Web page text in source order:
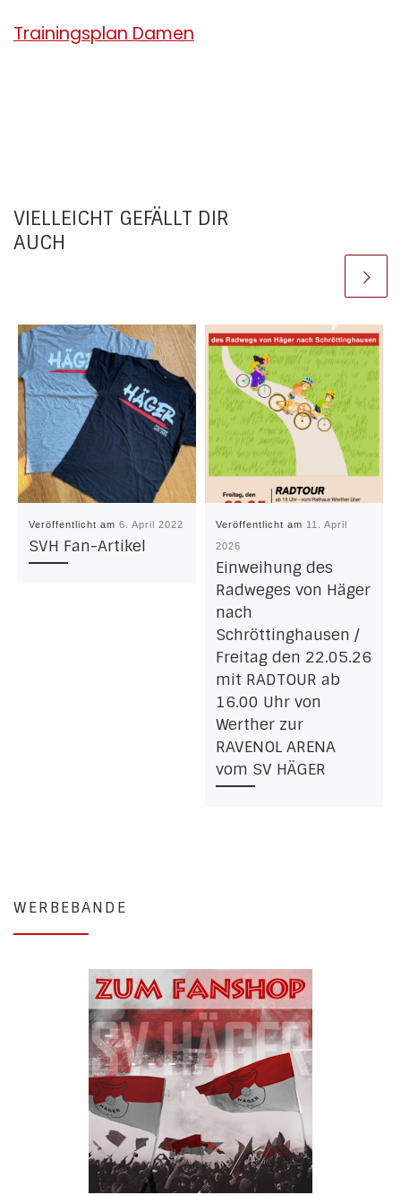
Trainingsplan Damen
VIELLEICHT GEFÄLLT DIR
AUCH
Veröffentlicht am6. April 2022
SVH Fan-Artikel
Veröffentlicht am 11. April
2026
Einweihung des
Radweges von Häger
nach
Schröttinghausen /
Freitag den 22.05.26
mit RADTOUR ab
16.00 Uhr von
Werther zur
RAVENOL ARENA
vom SV HÄGER
WERBEBANDE